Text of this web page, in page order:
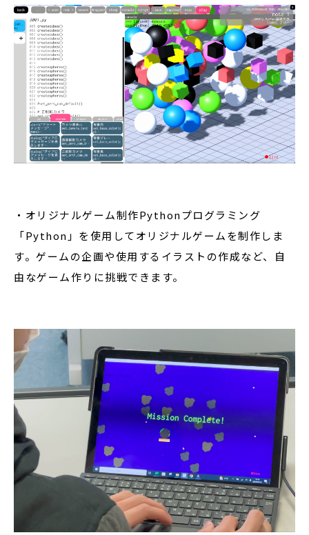
・オリジナルゲーム制作Pythonプログラミング
「Python」を使⽤してオリジナルゲームを制作しま
す。ゲームの企画や使⽤するイラストの作成など、⾃
由なゲーム作りに挑戦できます。